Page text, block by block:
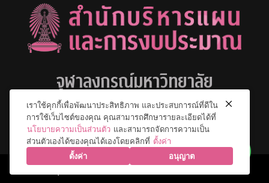
จุฬาลงกรณ์มหาวิทยาลัย
© 2026 จุฬาลงกรณ์มหาวิทยาลัย. All Rights Reserved.
เราใช้คุกกี้เพื่อพัฒนาประสิทธิภาพ และประสบการณ์ที่ดีใน
การใช้เว็บไซต์ของคุณ คุณสามารถศึกษารายละเอียดได้ที่
นโยบายความเป็นส่วนตัว และสามารถจัดการความเป็น
ส่วนตัวเองได้ของคุณได้เองโดยคลิกที่ ตั้งค่า
ตั้งค่า
อนุญาต